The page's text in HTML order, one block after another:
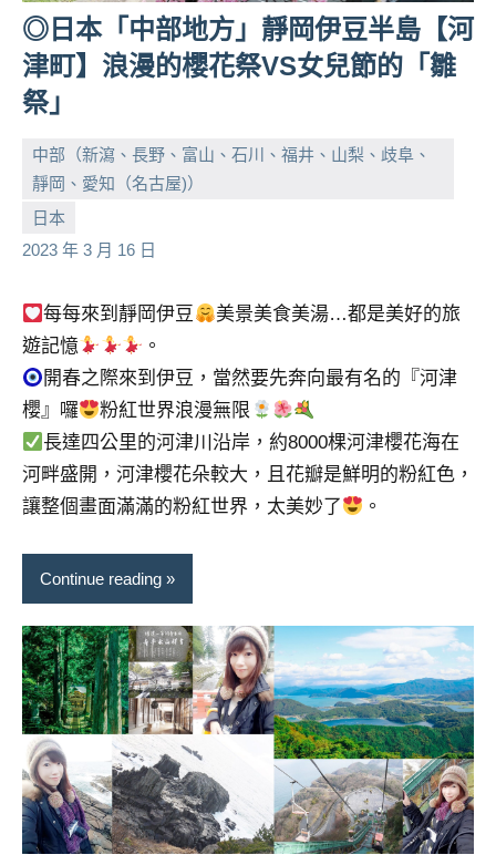
金
探
號
節
底、
外
景
目
持、
吳
哥
窟
泰
旅
者、
各
發
表
會
及
活
動
主
◎日本「中部地方」靜岡伊豆半島【河
津町】浪漫的櫻花祭VS女兒節的「雛
祭」
中部（新瀉、長野、富山、石川、福井、山梨、歧阜、
靜岡、愛知（名古屋)）
日本
2023 年 3 月 16 日
小
芳
No
comments
每每來到靜岡伊豆
美景美食美湯…都是美好的旅
遊記憶
。
開春之際來到伊豆，當然要先奔向最有名的『河津
櫻』囉
粉紅世界浪漫無限
長達四公里的河津川沿岸，約8000棵河津櫻花海在
河畔盛開，河津櫻花朵較大，且花瓣是鮮明的粉紅色，
讓整個畫面滿滿的粉紅世界，太美妙了
。
Continue reading